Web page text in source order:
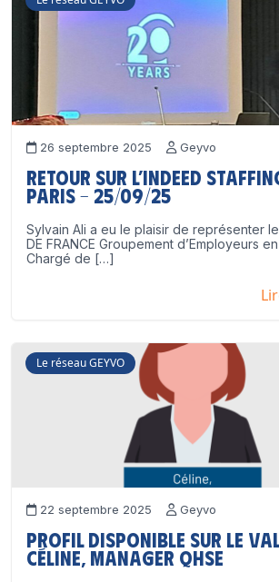
26 septembre 2025 Geyvo
Retour sur l’Indeed
Paris – 25/09/25
Sylvain Ali a eu le plaisir de représenter le
DE FRANCE Groupement d’Employeurs
Chargé de […]
Le réseau GEYVO
22 septembre 2025 Geyvo
Profil disponible sur le Val
Céline, Manager QHSE